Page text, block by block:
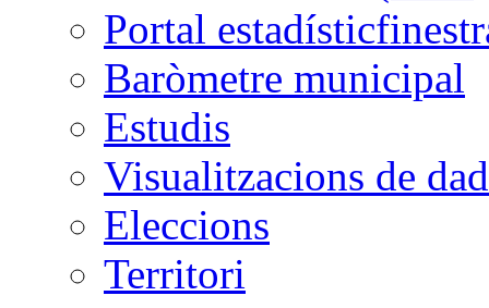
Portal estadístic
Baròmetre municipal
Estudis
Visualitzacions de
Eleccions
Territori